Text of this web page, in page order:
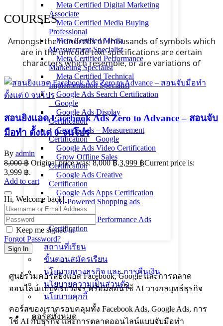
Meta Certified Digital Marketing
Associate
Meta Certified Media Buying
Professional
Meta Certified Media
Measurement Specialist
Meta Certified Performance
Marketing Specialist
Meta Certified Technical
Implementation Specialist
Google Ads Search Certification
_ Google
Google Ads Display
Certification
Google Ads – Measurement
Certification _ Google
Google Ads Video Certification
Grow Offline Sales
Certification
Google Ads Creative
Certification
Google Ads Apps Certification
AI-Powered Shopping ads
Certification
AI-Powered Performance Ads
Certification
สถานที่เรียน
ขั้นตอนสมัครเรียน
นโยบายทางธุรกิจ และ การคืนเงิน
นโยบายความเป็นส่วนตัว
นโยบายคุกกี้
คอร์สทั้งหมด
COURSES
Amongst the hundreds of thousands of symbols which
are in the unicode text specifications are certain
characters which resemble, or are variations of
สอนยิงแอด Facebook Ads Zero to Advance – สอนจับ
มือทำ ตั้งแต่ 0 จนโปร
By admin
8,000฿ Original price was: 8,000 ฿.3,999 ฿Current price is:
3,999 ฿.
Add to cart
Hi, Welcome back!
Keep me signed in
Forgot Password?
Sign In
ศูนย์รวมคอร์สยิงแอด Facebook, Google และการตลาด
ออนไลน์แบบครบวงจร พร้อมสอนใช้ AI วางกลยุทธ์ธุรกิจ
คอร์สของเราครอบคลุมทั้ง Facebook Ads, Google Ads, การ
ใช้ AI กับธุรกิจ และการตลาดออนไลน์แบบจับมือทำ